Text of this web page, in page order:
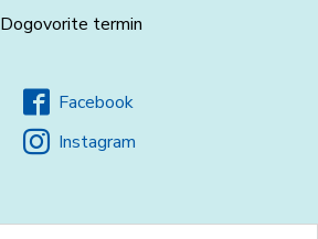
Dogovorite termin
Facebook
Instagram